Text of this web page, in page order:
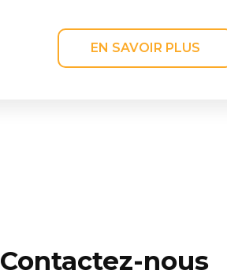
EN SAVOIR PLUS
Contactez-nous